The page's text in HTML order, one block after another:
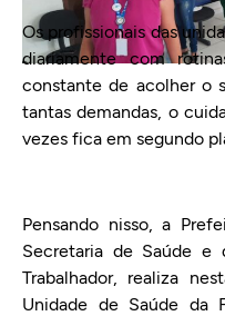
Os profissionais das
diariamente com
constante de acolher o
tantas demandas, o
vezes fica em segundo
Pensando nisso, a
Secretaria de Saúde e
Trabalhador, realiza
Unidade de Saúde da